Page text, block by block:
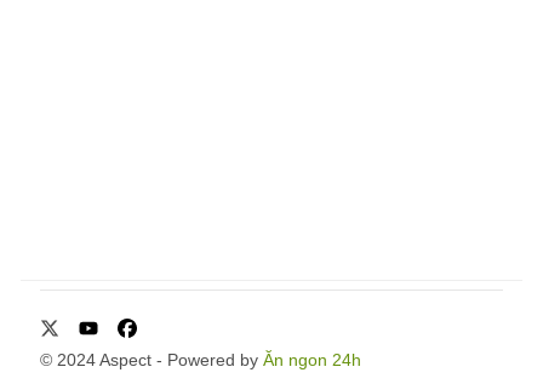
X YoutubeFacebook
© 2024 Aspect- Powered by Ăn ngon 24h